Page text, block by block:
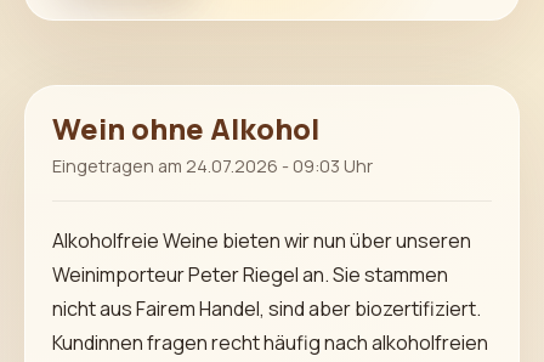
Wein ohne Alkohol
Eingetragen am 24.07.2026 - 09:03 Uhr
Alkoholfreie Weine bieten wir nun über unseren
Weinimporteur Peter Riegel an. Sie stammen
nicht aus Fairem Handel, sind aber biozertifiziert.
Kundinnen fragen recht häufig nach alkoholfreien